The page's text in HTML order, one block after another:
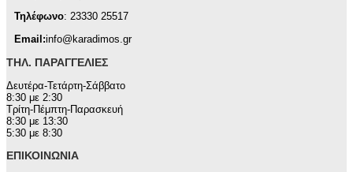
Τηλέφωνο: 23330 25517
Email:info@karadimos.gr
ΤΗΛ. ΠΑΡΑΓΓΕΛΊΕΣ
Δευτέρα-Τετάρτη-Σάββατο
8:30 με 2:30
Τρίτη-Πέμπτη-Παρασκευή
8:30 με 13:30
5:30 με 8:30
ΕΠΙΚΟΙΝΩΝΊΑ